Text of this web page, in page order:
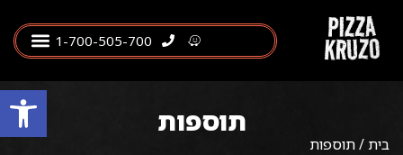
פתח
1-700-505-700
תוספות
בית / תוספות